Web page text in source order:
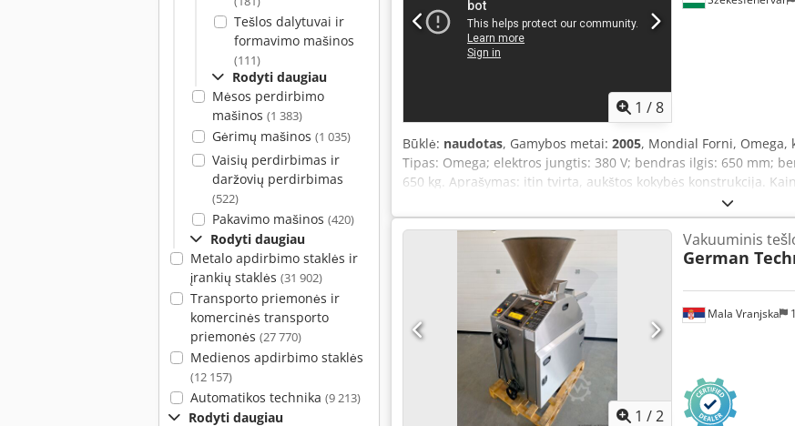
Tešlos dalytuvai ir
formavimo mašinos
(111)
Rodyti daugiau
Mėsos perdirbimo
mašinos (1 383)
Gėrimų mašinos (1 035)
Vaisių perdirbimas ir
daržovių perdirbimas
(522)
Pakavimo mašinos (420)
Rodyti daugiau
Metalo apdirbimo staklės ir
įrankių staklės (31 902)
Transporto priemonės ir
komercinės transporto
priemonės (27 770)
Medienos apdirbimo staklės
(12 157)
Automatikos technika (9 213)
Rodyti daugiau
1 /8
Būklė: naudotas, Gamybos metai: 2005, Mondial Forni, Omega,
Tipas: Omega; elektros jungtis: 380 V; bendras ilgis: 650 mm;
650 kg. Aprašymas: itin tvirta, aukštos kokybės konstrukcija.
1 /2
Mala Vranjska
Vakuuminis
German